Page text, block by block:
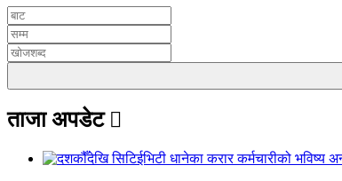
ताजा अपडेट